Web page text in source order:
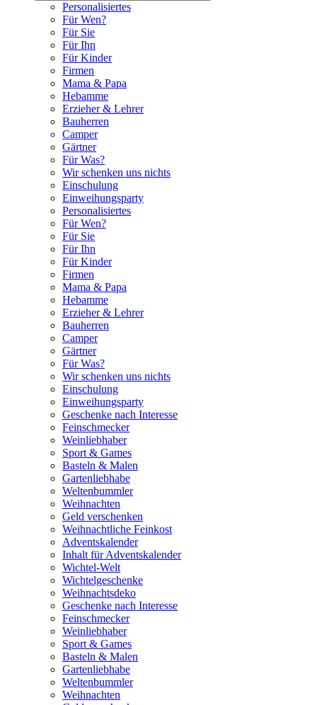
Personalisiertes
Für Wen?
Für Sie
Für Ihn
Für Kinder
Firmen
Mama & Papa
Hebamme
Erzieher & Lehrer
Bauherren
Camper
Gärtner
Für Was?
Wir schenken uns nichts
Einschulung
Einweihungsparty
Personalisiertes
Für Wen?
Für Sie
Für Ihn
Für Kinder
Firmen
Mama & Papa
Hebamme
Erzieher & Lehrer
Bauherren
Camper
Gärtner
Für Was?
Wir schenken uns nichts
Einschulung
Einweihungsparty
Geschenke nach Interesse
Feinschmecker
Weinliebhaber
Sport & Games
Basteln & Malen
Gartenliebhabe
Weltenbummler
Weihnachten
Geld verschenken
Weihnachtliche Feinkost
Adventskalender
Inhalt für Adventskalender
Wichtel-Welt
Wichtelgeschenke
Weihnachtsdeko
Geschenke nach Interesse
Feinschmecker
Weinliebhaber
Sport & Games
Basteln & Malen
Gartenliebhabe
Weltenbummler
Weihnachten